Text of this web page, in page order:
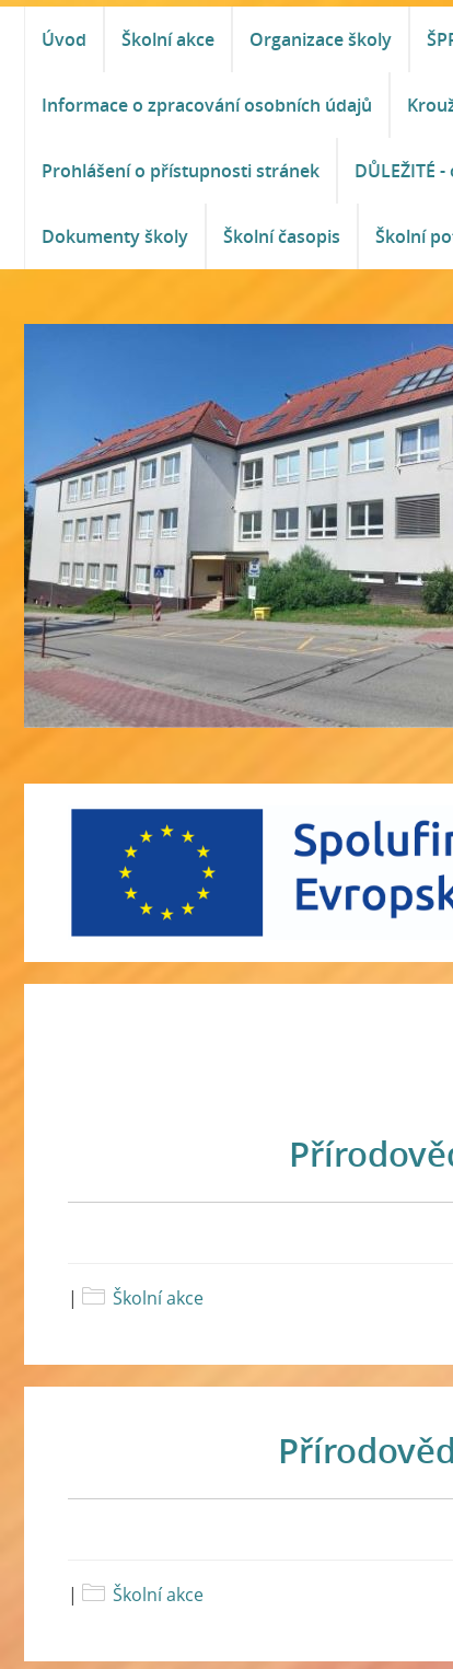
Úvod Školní akce Organizace školy
Informace o zpracování osobních údajů
Prohlášení o přístupnosti stránek DŮLEŽITÉ
Dokumenty školy Školní časopis Školní
| Školní akce
| Školní akce